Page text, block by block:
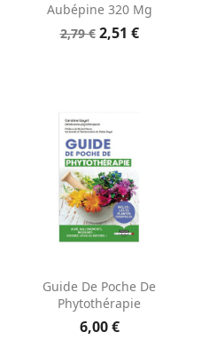
Aubépine 320 Mg
2,79 € 2,51 €
Guide De Poche De
Phytothérapie
6,00 €